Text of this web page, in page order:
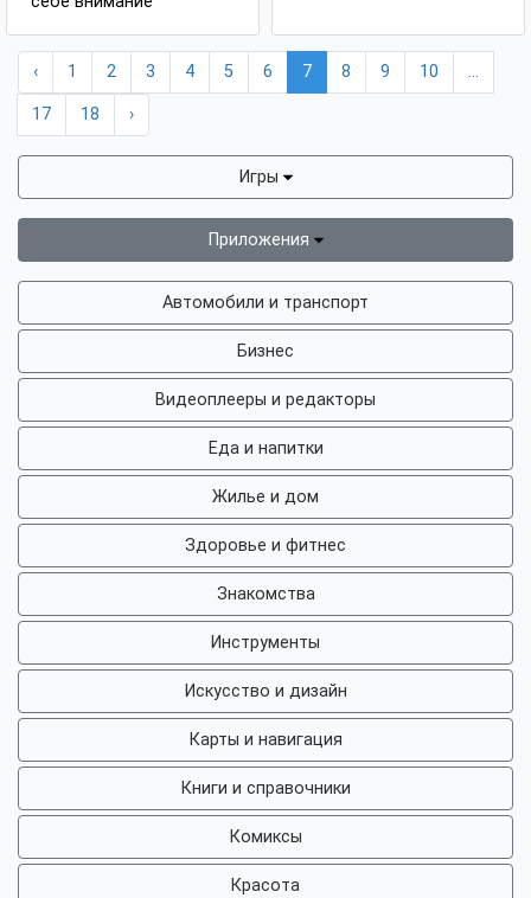
Игры
Приложения
Автомобили и транспорт
Бизнес
Видеоплееры и редакторы
Еда и напитки
Жилье и дом
Здоровье и фитнес
Знакомства
Инструменты
Искусство и дизайн
Карты и навигация
Книги и справочники
Комиксы
Красота
‹ 1 2 3 4 5 6 7 8 9 10 ...
17 18 ›